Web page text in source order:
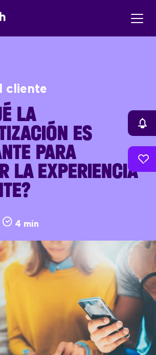
cliente
LA
ES
PARA
LA EXPERIENCIA
4 min